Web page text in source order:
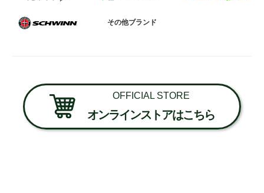
その他ブランド
OFFICIAL STORE
オンラインストアはこちら